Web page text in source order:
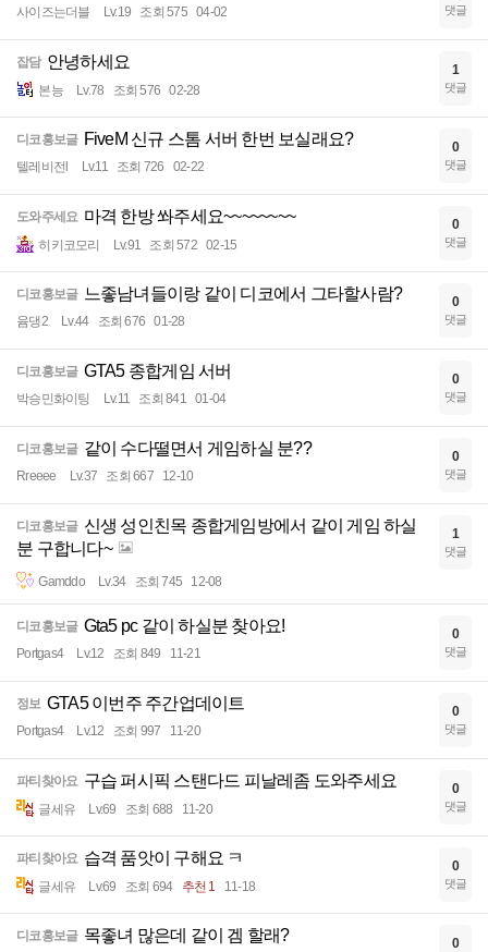
사이즈는더블 Lv.19 조회 575 04-02 댓글
잡담 안녕하세요
본능 Lv.78 조회 576 02-28
1
댓글
디코홍보글 FiveM 신규 스톰 서버 한번 보실래요?
텔레비전l Lv.11 조회 726 02-22
0
댓글
도와주세요 마격 한방 쏴주세요~~~~~~~~
히키코모리 Lv.91 조회 572 02-15
0
댓글
디코홍보글 느좋남녀들이랑 같이 디코에서 그타할사람?
윰댕2 Lv.44 조회 676 01-28
0
댓글
디코홍보글 GTA5 종합게임 서버
박승민화이팅 Lv.11 조회 841 01-04
0
댓글
디코홍보글 같이 수다떨면서 게임하실 분??
Rreeee Lv.37 조회 667 12-10
0
댓글
디코홍보글 신생 성인친목 종합게임방에서 같이 게임 하실
분 구합니다~
Gamddo Lv.34 조회 745 12-08
1
댓글
디코홍보글 Gta5 pc 같이 하실분 찾아요!
Portgas4 Lv.12 조회 849 11-21
0
댓글
정보 GTA5 이번주 주간업데이트
Portgas4 Lv.12 조회 997 11-20
0
댓글
파티찾아요 구습 퍼시픽 스탠다드 피날레좀 도와주세요
글세유 Lv.69 조회 688 11-20
0
댓글
파티찾아요 습격 품앗이 구해요 ㅋ
글세유 Lv.69 조회 694 추천 1 11-18
0
댓글
디코홍보글 목좋녀 많은데 같이 겜 할래? 0